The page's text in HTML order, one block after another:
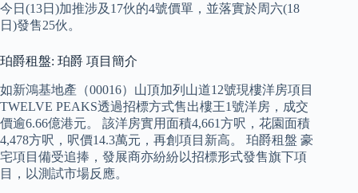
今日(13日)加推涉及17伙的4號價單，並落實於周六(18
日)發售25伙。
珀爵租盤: 珀爵 項目簡介
如新鴻基地產（00016）山頂加列山道12號現樓洋房項目
TWELVE PEAKS透過招標方式售出樓王1號洋房，成交
價逾6.66億港元。 該洋房實用面積4,661方呎，花園面積
4,478方呎，呎價14.3萬元，再創項目新高。 珀爵租盤 豪
宅項目備受追捧，發展商亦紛紛以招標形式發售旗下項
目，以測試市場反應。